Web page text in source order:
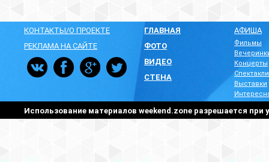
КОНТАКТЫ/О ПРОЕКТЕ
РЕКЛАМА НА САЙТЕ
ГЛАВНАЯ
ФОТО
ВИДЕО
СТЕНА
АФИША
Фильмы
Концерты
Спектакли
Выставки
Использование материалов weekend.zone разрешается